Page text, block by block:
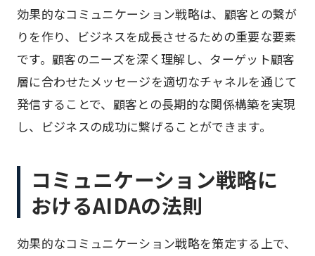
効果的なコミュニケーション戦略は、顧客との繋が
りを作り、ビジネスを成長させるための重要な要素
です。顧客のニーズを深く理解し、ターゲット顧客
層に合わせたメッセージを適切なチャネルを通じて
発信することで、顧客との長期的な関係構築を実現
し、ビジネスの成功に繋げることができます。
コミュニケーション戦略に
おけるAIDAの法則
効果的なコミュニケーション戦略を策定する上で、